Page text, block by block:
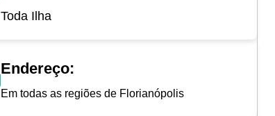
Toda Ilha
Endereço:
Em todas as regiões de Florianópolis